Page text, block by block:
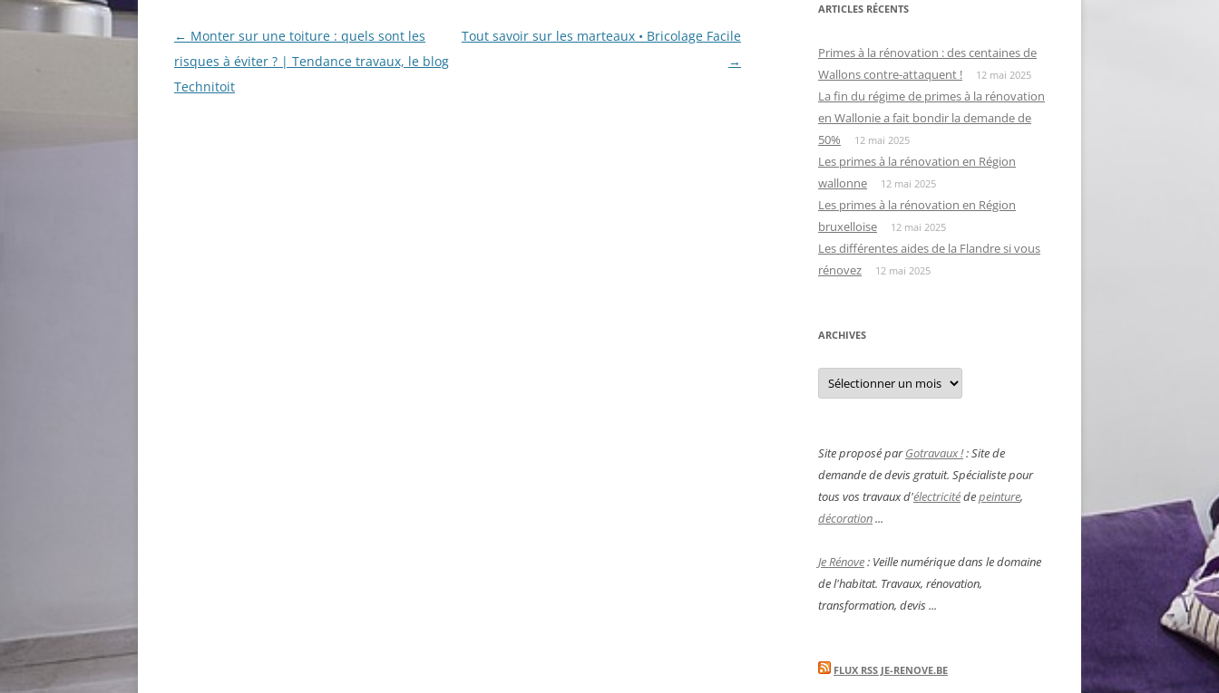
Navigation
des
articles
← Monter sur une toiture : quels sont les
risques à éviter ? | Tendance travaux, le blog
Technitoit
Tout savoir sur les marteaux • Bricolage Facile
→
ARTICLES RÉCENTS
Primes à la rénovation : des centaines de
Wallons contre-attaquent !
12 mai 2025
La fin du régime de primes à la rénovation
en Wallonie a fait bondir la demande de
50%
12 mai 2025
Les primes à la rénovation en Région
wallonne
12 mai 2025
Les primes à la rénovation en Région
bruxelloise
12 mai 2025
Les différentes aides de la Flandre si vous
rénovez
12 mai 2025
ARCHIVES
Archives
Site proposé parGotravaux !: Site de
demande de devis gratuit. Spécialiste pour
tous vos travaux d'électricitédepeinture,
décoration...
Je Rénove: Veille numérique dans le domaine
de l'habitat. Travaux, rénovation,
transformation, devis ...
FLUX RSS JE-RENOVE.BE